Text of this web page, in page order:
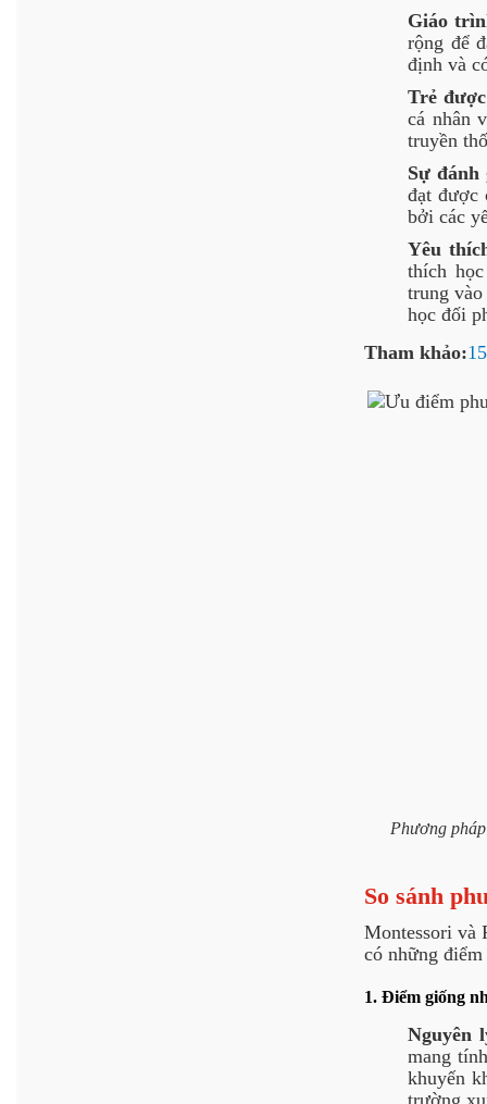
Giáo
rộng để
định và
Trẻ
cá nhân
truyền
Sự
đạt được
bởi các
Yêu
thích
trung
học đối
Tham khảo:
Phương
So sánh
Montessori và
có những
1. Điểm giống
Nguyên
mang
khuyến